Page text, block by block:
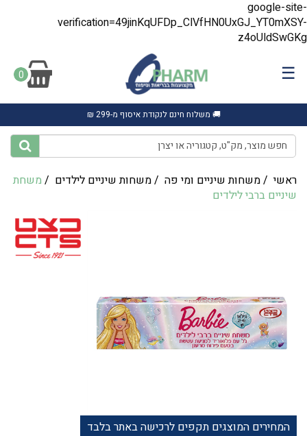
google-site-
verification=49jinKqUFDp_ClVfHN0UxGJ_YT0mXSY-
z4oUldSwGKg
☰
0
🚚 משלוח חינם לנקודת איסוף מ-299 ₪
ראשי /משחות שיניים ומי פה /משחות שיניים לילדים / משחת
שיניים ברבי לילדים
המחירים המוצגים תקפים לרכישה באתר בלבד